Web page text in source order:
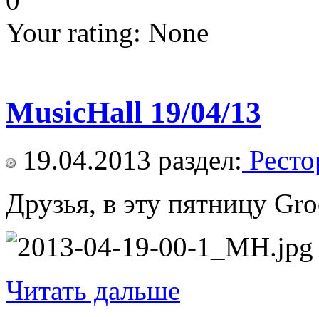
Your rating: None
MusicHall 19/04/13
19.04.2013 раздел:
Друзья, в эту пятницу
Читать дальше